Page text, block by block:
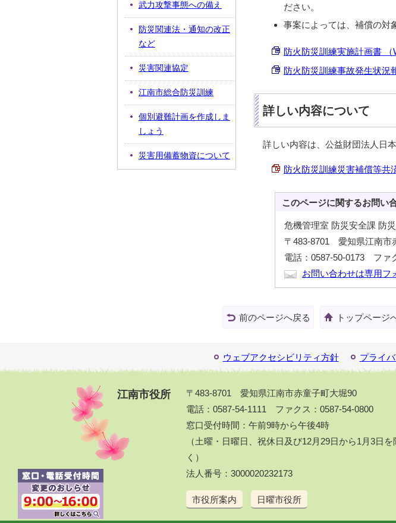
ださい。
事案によっては、補償の対
防火防災訓練実施計画書 （
防火防災訓練事故発生状況
詳しい内容について
詳しい内容は、公益財団法人日
防火防災訓練災害補償等共
このページに関するお問い
危機管理室 防災安全課 防
〒483-8701 愛知県江南市
電話：0587-50-0173 ファ
お問い合わせは専用フ
武力攻撃事態への備え
防災関連法・通知の改正
など
災害関連協定
江南市総合防災訓練
個別避難計画を作成しま
しょう
災害用備蓄物資について
前のページへ戻る トップページ
ウェブアクセシビリティ方針 プライ
江南市役所
〒483-8701 愛知県江南市赤童子町大堀90
電話：0587-54-1111 ファクス：0587-54-0800
窓口受付時間：午前9時から午後4時
（土曜・日曜日、祝休日及び12月29日から1月3日を
く）
法人番号：3000020232173
市役所案内 日曜市役所